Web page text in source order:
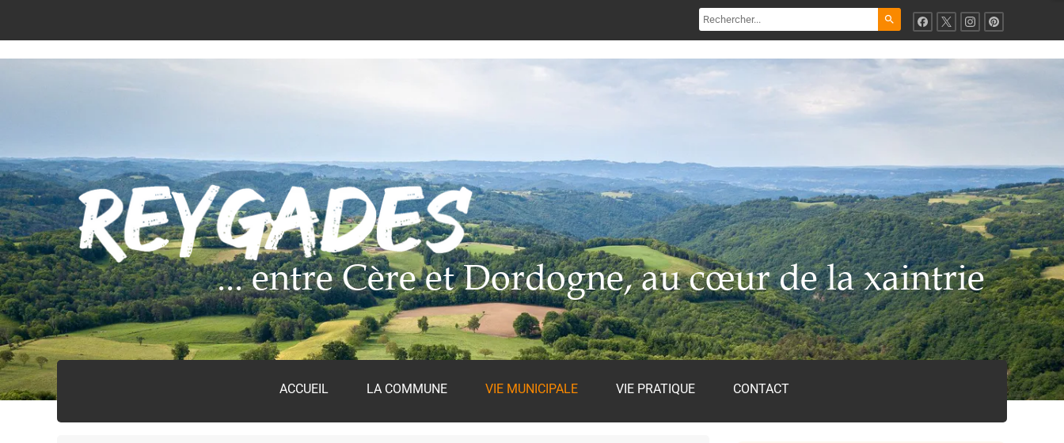
search
... entre Cère et Dordogne, au cœur de la xaintrie
ACCUEIL LA COMMUNE VIE MUNICIPALE VIE PRATIQUE CONTACT